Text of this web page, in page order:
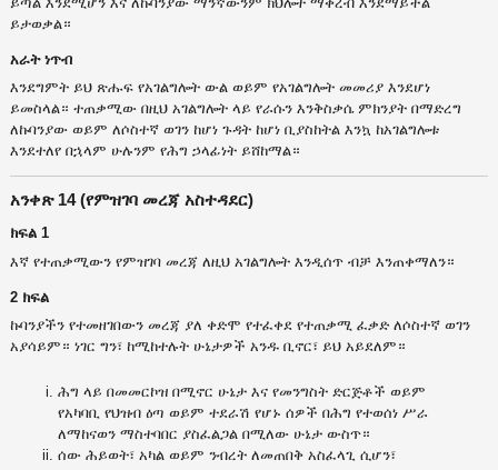
ይታወቃል።
አራት ነጥብ
እንደግምት ይህ ጽሑፍ የአገልግሎት ውል ወይም የአገልግሎት መመሪያ እንደሆነ
ይመስላል። ተጠቃሚው በዚህ አገልግሎት ላይ የራሱን እንቅስቃሴ ምክንያት በማድረግ
ለኩባንያው ወይም ለሶስተኛ ወገን ከሆነ ጉዳት ከሆነ ቢያስከትል እንኳ ከአገልግሎቱ
እንደተለየ በኋላም ሁሉንም የሕግ ኃላፊነት ይሸከማል።
አንቀጽ 14 (የምዝገባ መረጃ አስተዳደር)
ክፍል 1
እኛ የተጠቃሚውን የምዝገባ መረጃ ለዚህ አገልግሎት እንዲሰጥ ብቻ እንጠቀማለን።
2 ክፍል
ኩባንያችን የተመዘገበውን መረጃ ያለ ቀድሞ የተፈቀደ የተጠቃሚ ፈቃድ ለሶስተኛ ወገን
አያሳይም። ነገር ግን፣ ከሚከተሉት ሁኔታዎች አንዱ ቢኖር፣ ይህ አይደለም።
ሕግ ላይ በመመርኮዝ በሚኖር ሁኔታ እና የመንግስት ድርጅቶች ወይም
የአካባቢ የህዝብ ዕጣ ወይም ተደራሽ የሆኑ ሰዎች በሕግ የተወሰነ ሥራ
ለማከናወን ማስተባበር ያስፈልጋል በሚለው ሁኔታ ውስጥ።
ሰው ሕይወት፣ አካል ወይም ንብረት ለመጠበቅ አስፈላጊ ሲሆን፣